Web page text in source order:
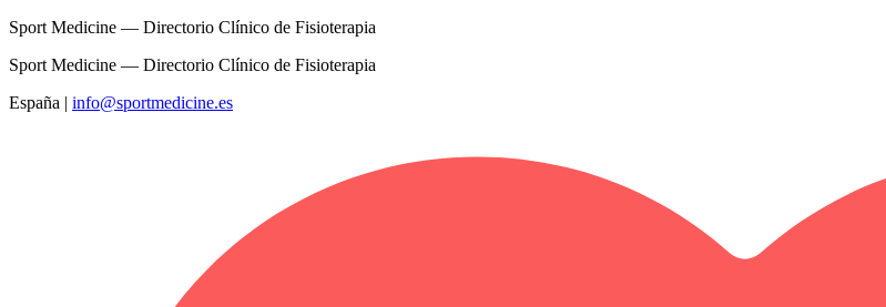
Sport Medicine — Directorio Clínico de Fisioterapia
Sport Medicine — Directorio Clínico de Fisioterapia
España | info@sportmedicine.es